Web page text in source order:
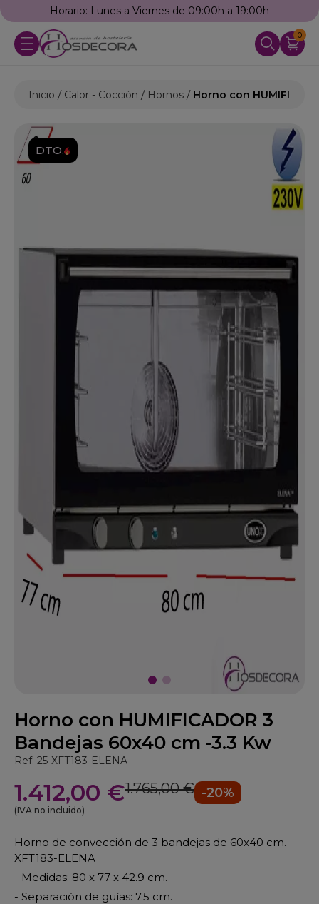
Horario: Lunes a Viernes de 09:00h a 19:00h
0
Inicio Calor - Cocción Hornos Horno con
DTO.
Horno con HUMIFICADOR 3
Bandejas 60x40 cm -3.3 Kw
Ref: 25-XFT183-ELENA
1.412,00 €1.765,00 € -20%
(IVA no incluido)
Horno de convección de 3 bandejas de 60x40 cm.
XFT183-ELENA
- Medidas: 80 x 77 x 42.9 cm.
- Separación de guías: 7.5 cm.